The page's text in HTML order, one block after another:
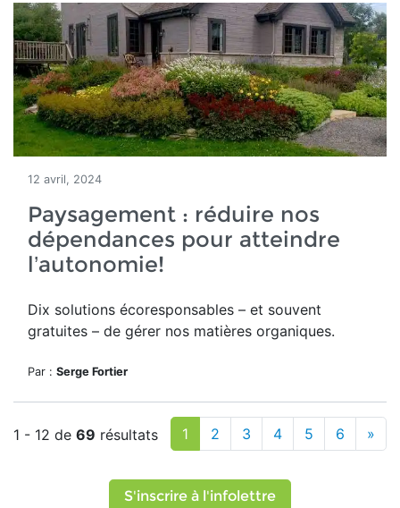
12 avril, 2024
Paysagement : réduire nos
dépendances pour atteindre
l’autonomie!
Dix solutions écoresponsables – et souvent
gratuites – de gérer nos matières organiques.
Par : Serge Fortier
1 - 12 de 69 résultats 1 2 3 4 5 6 »
S'inscrire à l'infolettre